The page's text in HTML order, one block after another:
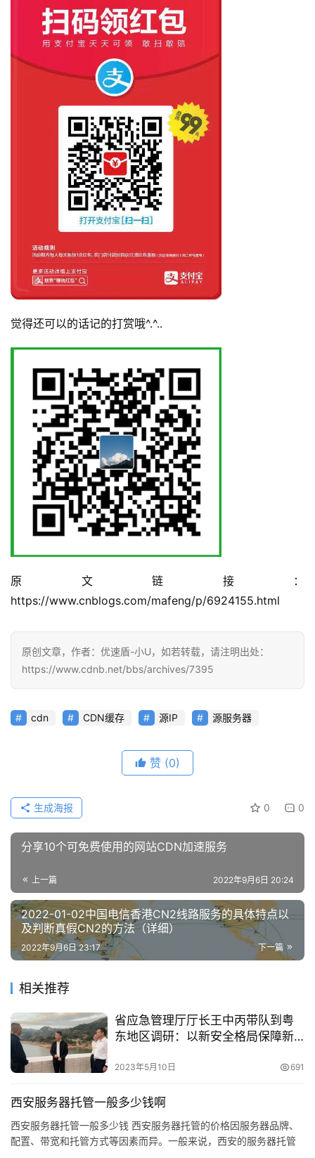
觉得还可以的话记的打赏哦^.^..
原文链接：
https://www.cnblogs.com/mafeng/p/6924155.html
原创文章，作者：优速盾-小U，如若转载，请注明出处：
https://www.cdnb.net/bbs/archives/7395
cdn CDN缓存 源IP 源服务器
赞 (0)
0 0
生成海报
分享10个可免费使用的网站CDN加速服务
上一篇 2022年9月6日 20:24
2022-01-02中国电信香港CN2线路服务的具体特点以
及判断真假CN2的方法（详细）
下一篇
2022年9月6日 23:17
相关推荐
省应急管理厅厅长王中丙带队到粤
东地区调研：以新安全格局保障新
2023年5月10日 691
西安服务器托管一般多少钱啊
西安服务器托管一般多少钱 西安服务器托管的价格因服务器品牌、
配置、带宽和托管方式等因素而异。一般来说，西安的服务器托管